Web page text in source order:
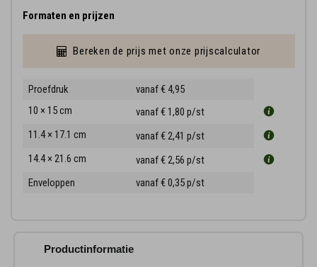
Formaten en prijzen
Bereken de prijs met onze prijscalculator
Proefdruk
vanaf € 4,95
10 × 15 cm
vanaf € 1,80 p/st
11.4 × 17.1 cm
vanaf € 2,41 p/st
14.4 × 21.6 cm
vanaf € 2,56 p/st
Enveloppen
vanaf € 0,35p/st
Productinformatie